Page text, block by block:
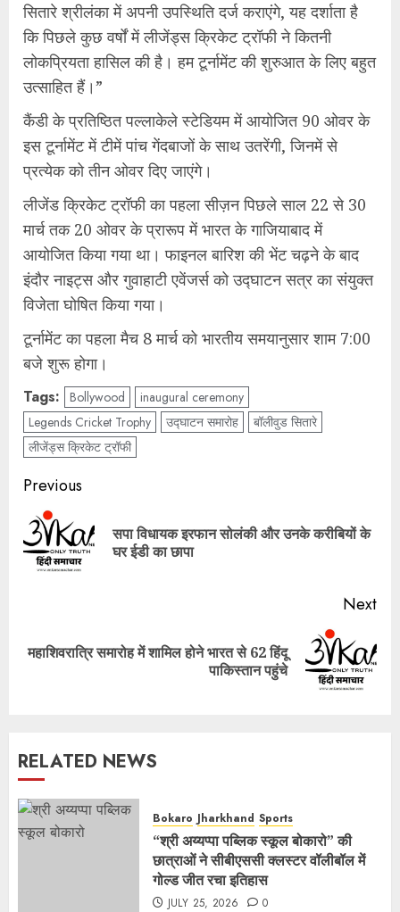
सितारे श्रीलंका में अपनी उपस्थिति दर्ज कराएंगे, यह दर्शाता है
कि पिछले कुछ वर्षों में लीजेंड्स क्रिकेट ट्रॉफी ने कितनी
लोकप्रियता हासिल की है। हम टूर्नामेंट की शुरुआत के लिए बहुत
उत्साहित हैं।”
कैंडी के प्रतिष्ठित पल्लाकेले स्टेडियम में आयोजित 90 ओवर के
इस टूर्नामेंट में टीमें पांच गेंदबाजों के साथ उतरेंगी, जिनमें से
प्रत्येक को तीन ओवर दिए जाएंगे।
लीजेंड क्रिकेट ट्रॉफी का पहला सीज़न पिछले साल 22 से 30
मार्च तक 20 ओवर के प्रारूप में भारत के गाजियाबाद में
आयोजित किया गया था। फाइनल बारिश की भेंट चढ़ने के बाद
इंदौर नाइट्स और गुवाहाटी एवेंजर्स को उद्घाटन सत्र का संयुक्त
विजेता घोषित किया गया।
टूर्नामेंट का पहला मैच 8 मार्च को भारतीय समयानुसार शाम 7:00
बजे शुरू होगा।
Tags: Bollywood
inaugural ceremony
Legends Cricket Trophy
उद्घाटन समारोह
बॉलीवुड सितारे
लीजेंड्स क्रिकेट ट्रॉफी
Post
navigation
Previous
सपा विधायक इरफान सोलंकी और उनके करीबियों के
घर ईडी का छापा
Next
Next
महाशिवरात्रि समारोह में शामिल होने भारत से 62 हिंदू
पाकिस्तान पहुंचे
RELATED NEWS
Bokaro Jharkhand Sports
“श्री अय्यप्पा पब्लिक स्कूल बोकारो” की
छात्राओं ने सीबीएससी क्लस्टर वॉलीबॉल में
गोल्ड जीत रचा इतिहास
JULY 25, 2026 0